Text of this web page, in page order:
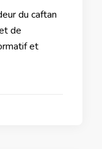
du caftan
de
et